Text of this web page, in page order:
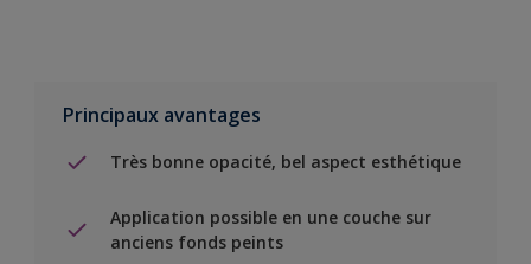
Principaux avantages
Très bonne opacité, bel aspect esthétique
Application possible en une couche sur
anciens fonds peints